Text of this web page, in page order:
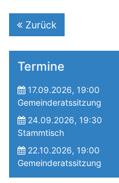
Zurück
Termine
17.09.2026, 19:00
Gemeinderatssitzung
24.09.2026, 19:30
Stammtisch
22.10.2026, 19:00
Gemeinderatssitzung